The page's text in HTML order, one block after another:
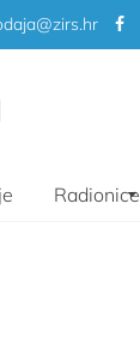
Radionice